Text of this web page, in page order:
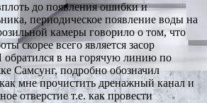
до появления ошибки и
периодическое появление воды на
камеры говорило о том, что
скорее всего является засор
обратился в на горячую линию по
Самсунг, подробно обозначил
мне прочистить дренажный канал и
отверстие т.е. как провести